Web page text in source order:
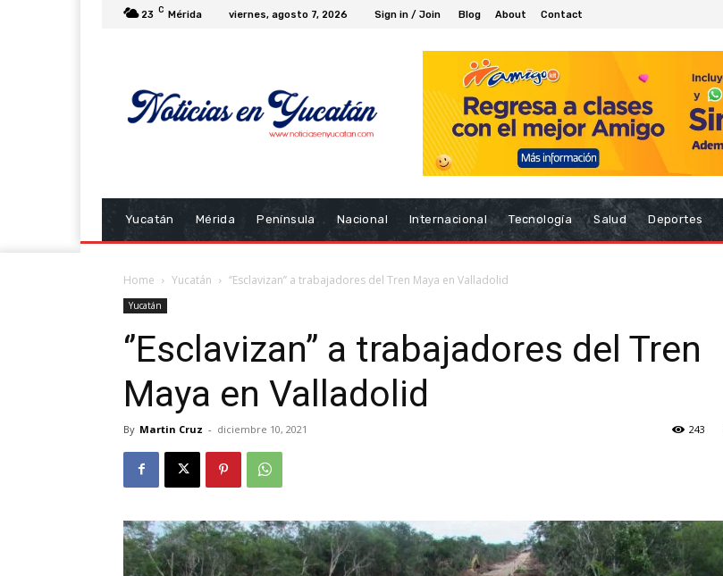
23 C Mérida viernes, agosto 7, 2026 Sign in / Join Blog About Contact
Yucatán Mérida Península Nacional Internacional Tecnología Salud Deportes
Home Yucatán ‘’Esclavizan’’ a trabajadores del Tren Maya en Valladolid
Yucatán
‘’Esclavizan’’ a trabajadores del Tren
Maya en Valladolid
By Martin Cruz - diciembre 10, 2021 243